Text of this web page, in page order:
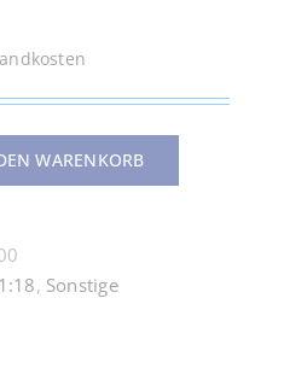
WARENKORB
1:18, Sonstige